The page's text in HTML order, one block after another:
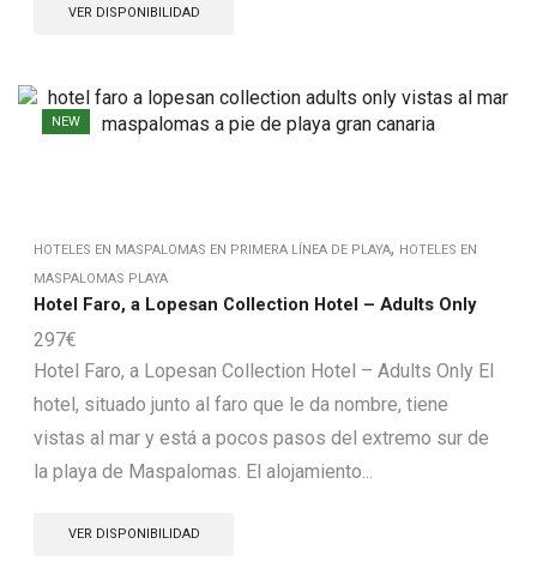
VER DISPONIBILIDAD
NEW
HOTELES EN MASPALOMAS EN PRIMERA LÍNEA DE PLAYA, HOTELES EN
MASPALOMAS PLAYA
Hotel Faro, a Lopesan Collection Hotel – Adults Only
297€
Hotel Faro, a Lopesan Collection Hotel – Adults Only El
hotel, situado junto al faro que le da nombre, tiene
vistas al mar y está a pocos pasos del extremo sur de
la playa de Maspalomas. El alojamiento...
VER DISPONIBILIDAD